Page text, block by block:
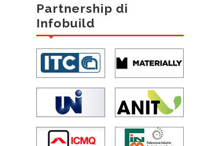
Partnership di
Infobuild